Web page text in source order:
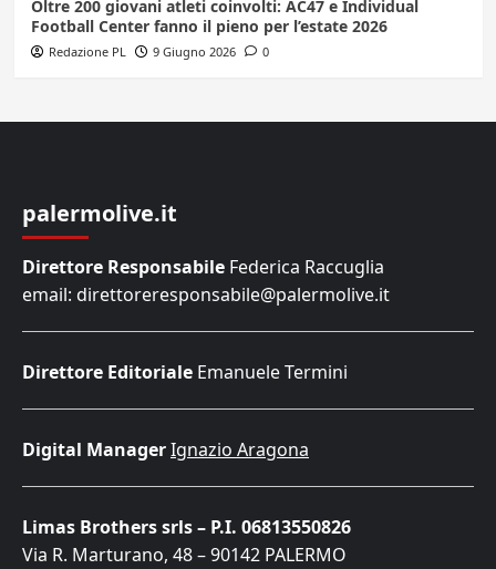
Oltre 200 giovani atleti coinvolti: AC47 e Individual
Football Center fanno il pieno per l’estate 2026
Redazione PL 9 Giugno 2026 0
palermolive.it
Direttore Responsabile Federica Raccuglia
email: direttoreresponsabile@palermolive.it
Direttore Editoriale Emanuele Termini
Digital ManagerIgnazio Aragona
Limas Brothers srls – P.I. 06813550826
Via R. Marturano, 48 – 90142 PALERMO